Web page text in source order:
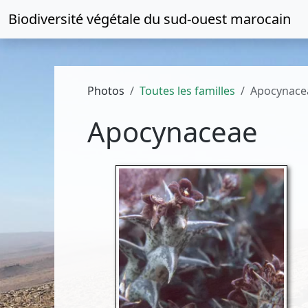
Biodiversité végétale du sud-ouest marocain
Photos Toutes les familles
Apocynaceae